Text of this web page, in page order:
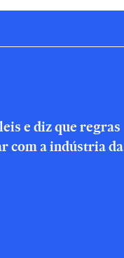
e diz que regras
com a indústria da